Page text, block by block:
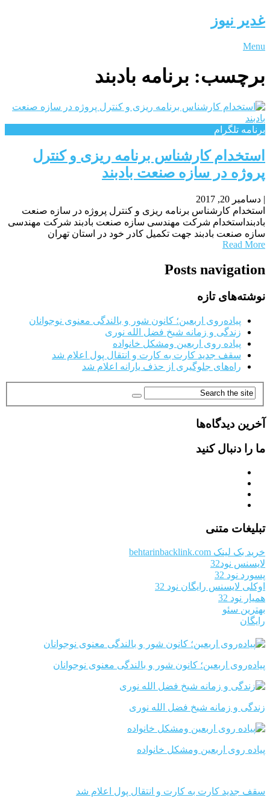
غدیر نیوز
Menu
برچسب: برنامه بادبند
برنامه تلگرام
استخدام کارشناس برنامه ریزی و کنترل
پروژه در سازه صنعت بادبند
| دسامبر 20, 2017
استخدام کارشناس برنامه ریزی و کنترل پروژه در سازه صنعت
بادبنداستخدام شرکت مهندسی سازه صنعت بادبند شرکت مهندسی
سازه صنعت بادبند جهت تکمیل کادر خود در استان تهران
Read More
Posts navigation
نوشته‌های تازه
پیاده‌روی اربعین؛ کانون شور و بالندگی معنوی نوجوانان
زندگی و زمانه شیخ فضل الله نوری
پیاده روی اربعین ومشکل خانواده
سقف جدید کارت به کارت و انتقال پول اعلام شد
راه‌های جلوگیری از حذف یارانه اعلام شد
آخرین دیدگاه‌ها
ما را دنبال کنید
تبلیغات متنی
خرید بک لینک behtarinbacklink.com
لایسنس نود32
پسورد نود 32
اوکلی لایسنس رایگان نود 32
همیار نود 32
بهترین سئو
رایگان
پیاده‌روی اربعین؛ کانون شور و بالندگی معنوی نوجوانان
زندگی و زمانه شیخ فضل الله نوری
پیاده روی اربعین ومشکل خانواده
سقف جدید کارت به کارت و انتقال پول اعلام شد